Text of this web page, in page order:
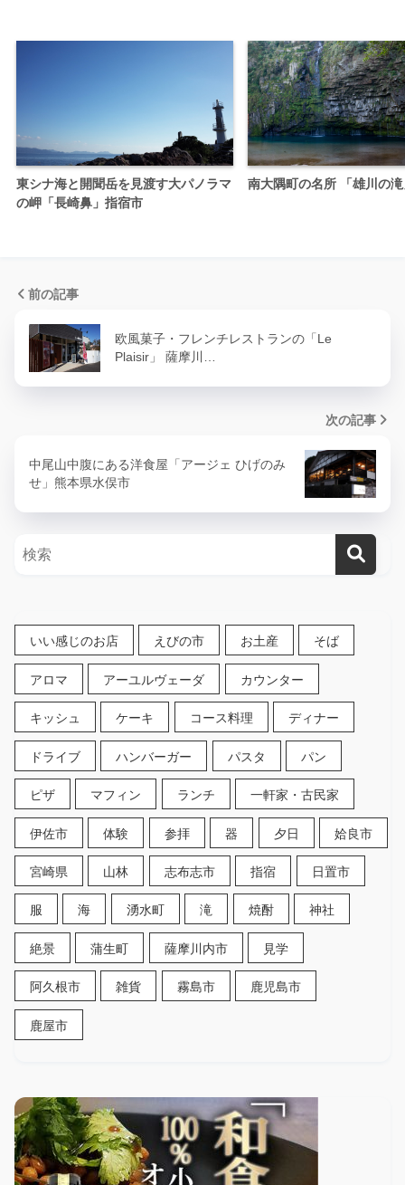
東シナ海と開聞岳を見渡す大パノラマ
の岬「長崎鼻」指宿市
南大隅町の名所 「雄川の
前の記事
欧風菓子・フレンチレストランの「Le
Plaisir」 薩摩川…
次の記事
中尾山中腹にある洋食屋「アージェ ひげのみ
せ」熊本県水俣市
いい感じのお店 えびの市 お土産 そば
アロマ アーユルヴェーダ カウンター
キッシュ ケーキ コース料理 ディナー
ドライブ ハンバーガー パスタ パン
ピザ マフィン ランチ 一軒家・古民家
伊佐市 体験 参拝 器 夕日 姶良市
宮崎県 山林 志布志市 指宿 日置市
服 海 湧水町 滝 焼酎 神社
絶景 蒲生町 薩摩川内市 見学
阿久根市 雑貨 霧島市 鹿児島市
鹿屋市